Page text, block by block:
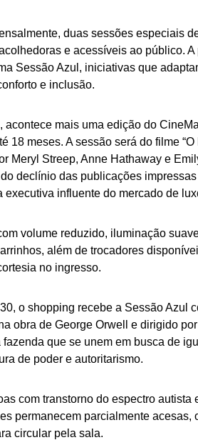
duas sessões especiais
e acessíveis ao público. A
Sessão Azul, iniciativas que
e inclusão.
acontece mais uma edição do
18 meses. A sessão será do filme
Meryl Streep, Anne Hathaway e
declínio das publicações
influente do mercado de
volume reduzido, iluminação
além de trocadores
no ingresso.
o shopping recebe a Sessão Azul
obra de George Orwell e dirigido
que se unem em busca de
de poder e autoritarismo.
com transtorno do espectro autista
permanecem parcialmente acesas,
circular pela sala.